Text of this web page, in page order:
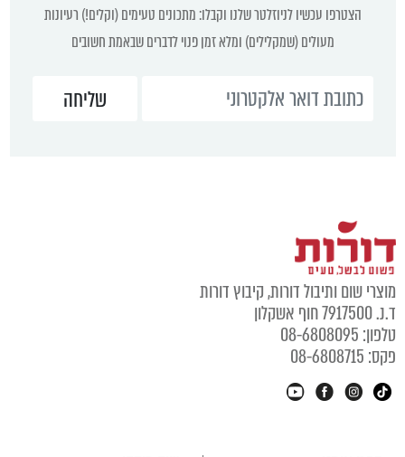
הצטרפו עכשיו לניוזלטר שלנו וקבלו: מתכונים טעימים (וקלים!) רעיונות
מעולים (שמקלילים) ומלא זמן פנוי לדברים שבאמת חשובים
מוצרי שום ותיבול דורות, קיבוץ דורות
ד.נ. 7917500 חוף אשקלון
טלפון: 08-6808095
פקס: 08-6808715